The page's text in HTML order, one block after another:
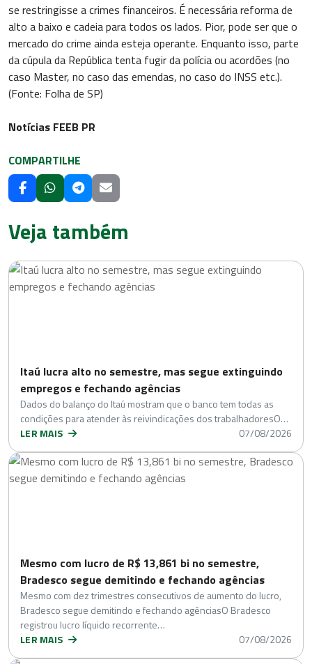
se restringisse a crimes financeiros. É necessária reforma de
alto a baixo e cadeia para todos os lados. Pior, pode ser que o
mercado do crime ainda esteja operante. Enquanto isso, parte
da cúpula da República tenta fugir da polícia ou acordões (no
caso Master, no caso das emendas, no caso do INSS etc.).
(Fonte: Folha de SP)
Notícias FEEB PR
COMPARTILHE
Veja também
Itaú lucra alto no semestre, mas segue extinguindo
empregos e fechando agências
Dados do balanço do Itaú mostram que o banco tem todas as
condições para atender às reivindicações dos trabalhadoresO…
LER MAIS
07/08/2026
Mesmo com lucro de R$ 13,861 bi no semestre,
Bradesco segue demitindo e fechando agências
Mesmo com dez trimestres consecutivos de aumento do lucro,
Bradesco segue demitindo e fechando agênciasO Bradesco
registrou lucro líquido recorrente…
LER MAIS
07/08/2026